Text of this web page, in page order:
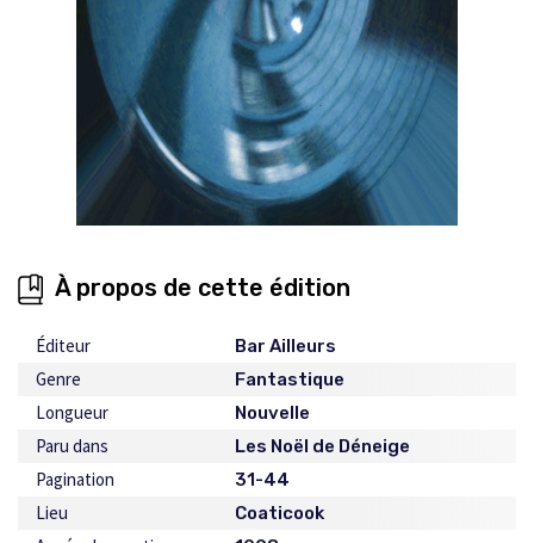
À propos de cette édition
Éditeur Bar Ailleurs
Genre Fantastique
Longueur Nouvelle
Paru dans Les Noël de Déneige
Pagination 31-44
Lieu Coaticook